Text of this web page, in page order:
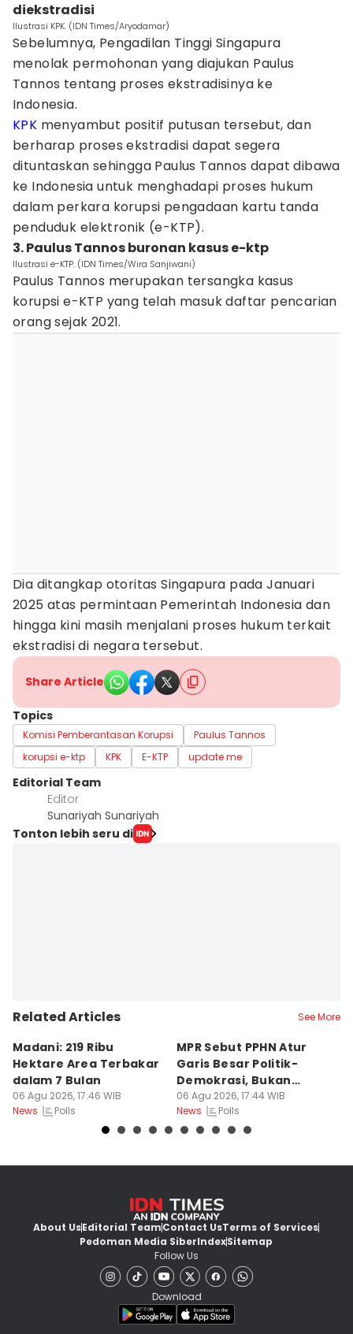
diekstradisi
Ilustrasi KPK. (IDN Times/Aryodamar)
Sebelumnya, Pengadilan Tinggi Singapura
menolak permohonan yang diajukan Paulus
Tannos tentang proses ekstradisinya ke
Indonesia.
KPK menyambut positif putusan tersebut, dan
berharap proses ekstradisi dapat segera
dituntaskan sehingga Paulus Tannos dapat dibawa
ke Indonesia untuk menghadapi proses hukum
dalam perkara korupsi pengadaan kartu tanda
penduduk elektronik (e-KTP).
3. Paulus Tannos buronan kasus e-ktp
Ilustrasi e-KTP. (IDN Times/Wira Sanjiwani)
Paulus Tannos merupakan tersangka kasus
korupsi e-KTP yang telah masuk daftar pencarian
orang sejak 2021.
Dia ditangkap otoritas Singapura pada Januari
2025 atas permintaan Pemerintah Indonesia dan
hingga kini masih menjalani proses hukum terkait
ekstradisi di negara tersebut.
Share Article
Topics
Komisi Pemberantasan Korupsi
Paulus Tannos
korupsi e-ktp
KPK E-KTP update me
Editorial Team
Editor
Sunariyah Sunariyah
Tonton lebih seru di
Related Articles See More
Madani: 219 Ribu
Hektare Area Terbakar
dalam 7 Bulan
06 Agu 2026, 17:46 WIB
News
Polls
MPR Sebut PPHN Atur
Garis Besar Politik-
Demokrasi, Bukan
Teknis Pemilu
06 Agu 2026, 17:44 WIB
News
Polls
About UsEditorial TeamContact UsTerms of Services
Pedoman Media SiberIndexSitemap
Follow Us
Download